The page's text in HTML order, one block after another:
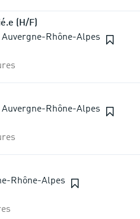
(H/F)
Auvergne-Rhône-Alpes
Auvergne-Rhône-Alpes
Rhône-Alpes